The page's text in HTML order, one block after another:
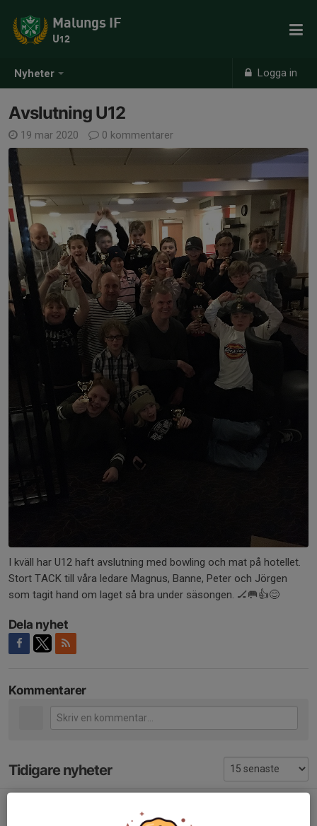
Nyheter Logga in
Malungs IF
U12
Avslutning U12
19 mar 2020 0 kommentarer
I kväll har U12 haft avslutning med bowling och mat på hotellet.
Stort TACK till våra ledare Magnus, Banne, Peter och Jörgen
som tagit hand om laget så bra under säsongen. 🏒🥅👍😊
Dela nyhet
Kommentarer
Tidigare nyheter
0